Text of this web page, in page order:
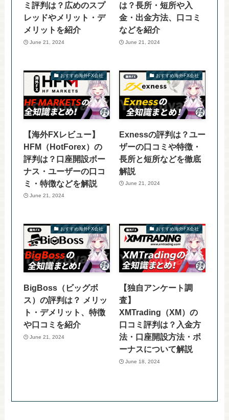
ミ評判は？広めのスプ
レッドやメリット・デ
メリットを紹介
June 21, 2024
は？長所・短所や入
金・出金方法、口コミ
などを紹介
June 21, 2024
おすすめ海外FX会社
【海外FXレビュー】
HFM（HotForex）の
評判は？口座開設ボー
ナス・ユーザーの口コ
ミ・特徴などを解説
June 21, 2024
おすすめ海外FX会社
Exnessの評判は？ユー
ザーの口コミや特徴・
長所と短所などを徹底
解説
June 21, 2024
おすすめ海外FX会社
BigBoss（ビッグボ
ス）の評判は？ メリッ
ト・デメリット、特徴
や口コミを紹介
June 21, 2024
おすすめ海外FX会社
【独自アンケート調
査】
XMTrading（XM）の
口コミ評判は？入金方
法・口座開設方法・ボ
ーナスについて解説
June 18, 2024